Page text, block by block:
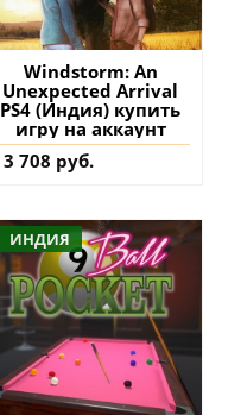
Windstorm: An
Unexpected Arrival
PS4 (Индия) купить
игру на аккаунт
3 708 руб.
ИНДИЯ